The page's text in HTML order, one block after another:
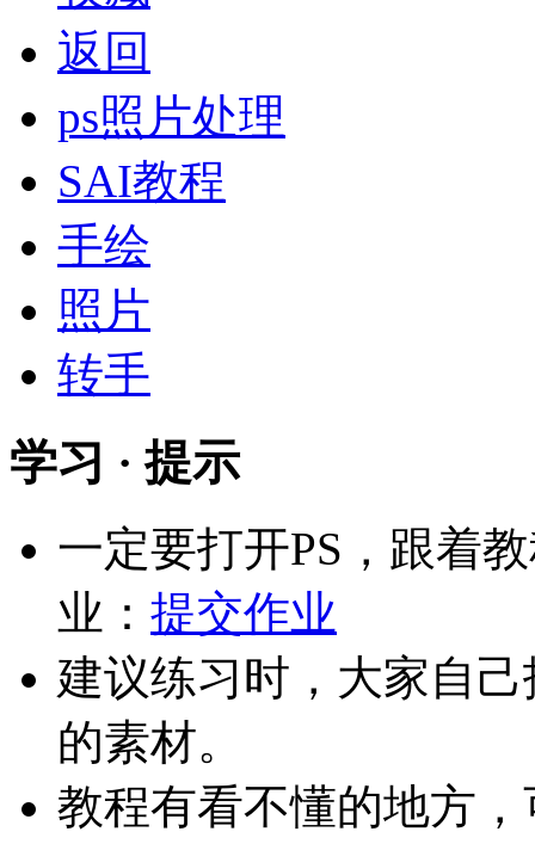
返回
ps照片处理
SAI教程
手绘
照片
转手
学习 · 提示
一定要打开PS，跟着
业： 提交作业
建议练习时，大家自
的素材。
教程有看不懂的地方